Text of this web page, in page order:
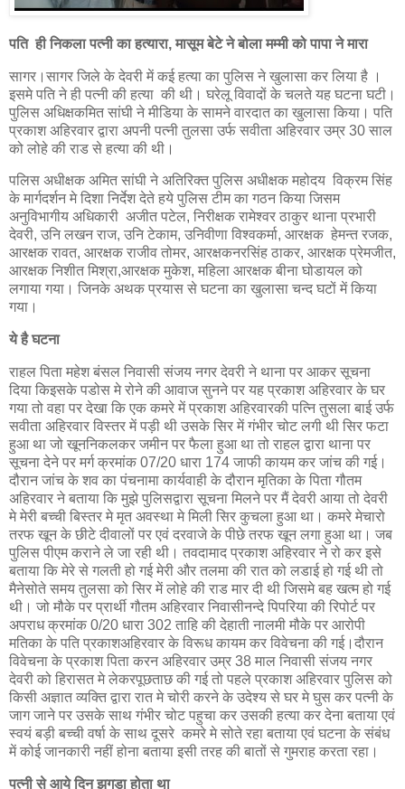
पति ही निकला पत्नी का हत्यारा, मासूम बेटे ने बोला मम्मी को पापा ने मारा
सागर।सागर जिले के देवरी में कई हत्या का पुलिस ने खुलासा कर लिया है ।
इसमे पति ने ही पत्नी की हत्या की थी। घरेलू विवादों के चलते यह घटना घटी।
पुलिस अधिक्षकमित सांघी ने मीडिया के सामने वारदात का खुलासा किया। पति
प्रकाश अहिरवार द्वारा अपनी पत्नी तुलसा उर्फ सवीता अहिरवार उम्र 30 साल
को लोहे की राड से हत्या की थी।
पलिस अधीक्षक अमित सांघी ने अतिरिक्त पुलिस अधीक्षक महोदय विक्रम सिंह
के मार्गदर्शन मे दिशा निर्देश देते हये पुलिस टीम का गठन किया जिसम
अनुविभागीय अधिकारी अजीत पटेल, निरीक्षक रामेश्वर ठाकुर थाना प्रभारी
देवरी, उनि लखन राज, उनि टेकाम, उनिवीणा विश्वकर्मा, आरक्षक हेमन्त रजक,
आरक्षक रावत, आरक्षक राजीव तोमर, आरक्षकनरसिंह ठाकर, आरक्षक प्रेमजीत,
आरक्षक निशीत मिश्रा,आरक्षक मुकेश, महिला आरक्षक बीना घोडायल को
लगाया गया। जिनके अथक प्रयास से घटना का खुलासा चन्द घटों में किया
गया।
ये है घटना
राहल पिता महेश बंसल निवासी संजय नगर देवरी ने थाना पर आकर सूचना
दिया किइसके पडोस मे रोने की आवाज सुनने पर यह प्रकाश अहिरवार के घर
गया तो वहा पर देखा कि एक कमरे में प्रकाश अहिरवारकी पत्नि तुसला बाई उर्फ
सवीता अहिरवार विस्तर में पड़ी थी उसके सिर में गंभीर चोट लगी थी सिर फटा
हुआ था जो खूननिकलकर जमीन पर फैला हुआ था तो राहल द्वारा थाना पर
सूचना देने पर मर्ग क्रमांक 07/20 धारा 174 जाफी कायम कर जांच की गई।
दौरान जांच के शव का पंचनामा कार्यवाही के दौरान मृतिका के पिता गौतम
अहिरवार ने बताया कि मुझे पुलिसद्वारा सूचना मिलने पर मैं देवरी आया तो देवरी
मे मेरी बच्ची बिस्तर मे मृत अवस्था मे मिली सिर कुचला हुआ था। कमरे मेचारो
तरफ खून के छीटे दीवालों पर एवं दरवाजे के पीछे तरफ खून लगा हुआ था। जब
पुलिस पीएम कराने ले जा रही थी। तवदामाद प्रकाश अहिरवार ने रो कर इसे
बताया कि मेरे से गलती हो गई मेरी और तलमा की रात को लडाई हो गई थी तो
मैनेसोते समय तुलसा को सिर में लोहे की राड मार दी थी जिसमे बह खत्म हो गई
थी। जो मौके पर प्रार्थी गौतम अहिरवार निवासीनन्दे पिपरिया की रिपोर्ट पर
अपराध क्रमांक 0/20 धारा 302 ताहि की देहाती नालमी मौके पर आरोपी
मतिका के पति प्रकाशअहिरवार के विरूध कायम कर विवेचना की गई।दौरान
विवेचना के प्रकाश पिता करन अहिरवार उम्र 38 माल निवासी संजय नगर
देवरी को हिरासत मे लेकरपूछताछ की गई तो पहले प्रकाश अहिरवार पुलिस को
किसी अज्ञात व्यक्ति द्वारा रात मे चोरी करने के उदेश्य से घर मे घुस कर पत्नी के
जाग जाने पर उसके साथ गंभीर चोट पहुचा कर उसकी हत्या कर देना बताया एवं
स्वयं बड़ी बच्ची वर्षा के साथ दूसरे कमरे मे सोते रहा बताया एवं घटना के संबंध
में कोई जानकारी नहीं होना बताया इसी तरह की बातों से गुमराह करता रहा।
पत्नी से आये दिन झगड़ा होता था